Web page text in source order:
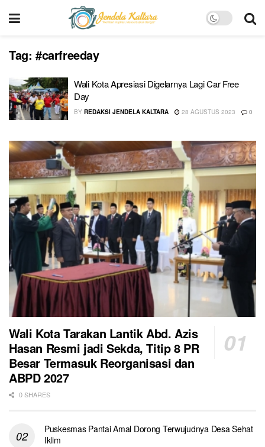
Tag: #carfreeday
Wali Kota Apresiasi Digelarnya Lagi Car Free
Day
BY REDAKSI JENDELA KALTARA 28 AGUSTUS 2023 0
Wali Kota Tarakan Lantik Abd. Azis
Hasan Resmi jadi Sekda, Titip 8 PR
Besar Termasuk Reorganisasi dan
ABPD 2027
0 SHARES
Puskesmas Pantai Amal Dorong Terwujudnya Desa Sehat
Iklim